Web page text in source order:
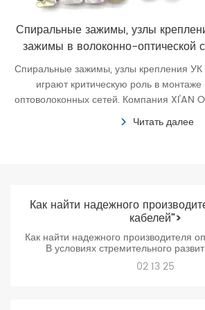
Спиральные зажимы, узлы
зажимы в волоконно-оптической
элементы
Спиральные зажимы, узлы крепления
играют критическую роль в монтаже
оптоволоконных сетей. Компания
CO.,LTD, как ведущий производитель
предлагает инновационные решения
Читать далее
Как найти надежного
кабелей">
Как найти надежного производителя
В условиях стремительного
технологий и роста спроса на
коммуникации выбор надежного
02 13 25